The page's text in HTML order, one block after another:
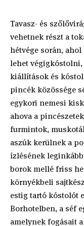
Tavasz- és
vehetnek részt a
hétvége során,
lehet végigkóstolni,
kiállítások és
pincék közössége
egykori nemesi
ahova a
furmintok,
aszúk kerülnek a
ízlésének
borok mellé friss
környékbeli
estig tartó kóstolót
Borhotelben, a séf
amelynek fogásait